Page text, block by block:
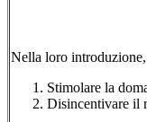
Nella loro
Stimolare la
Disincentivare il